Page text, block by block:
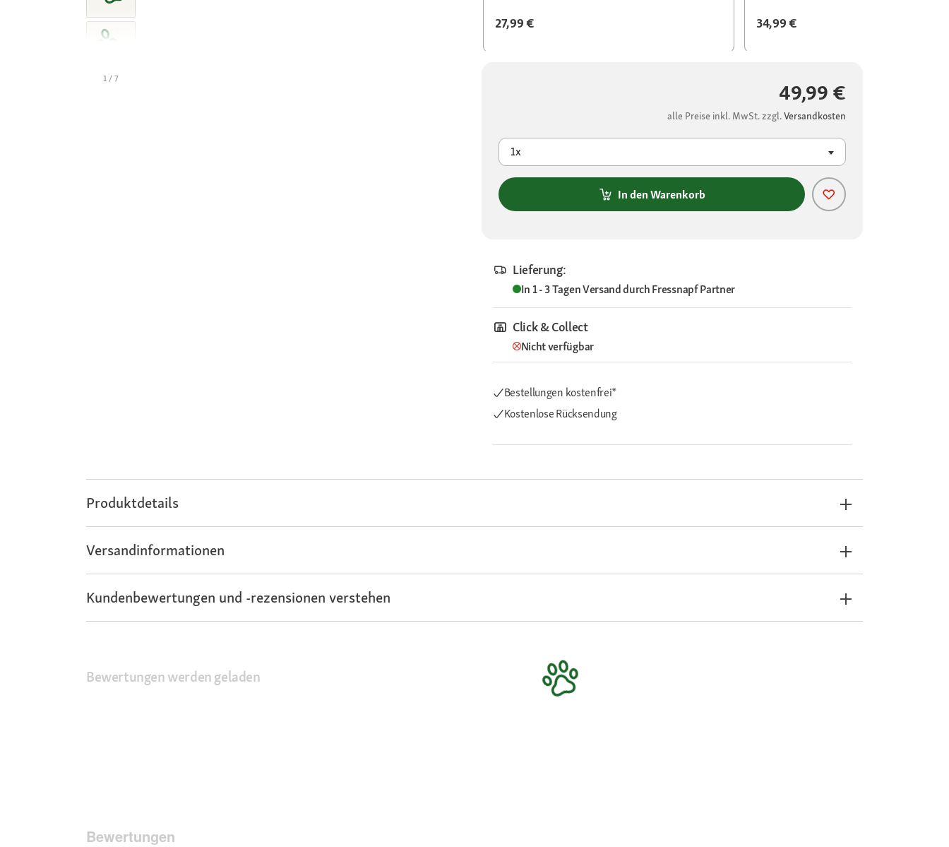
1 / 7
27,99 €
34,99 €
49,99 €
alle Preise inkl. MwSt. zzgl.Versandkosten
1x
In den Warenkorb
Lieferung:
In 1 - 3 TagenVersand durchFressnapf Partner
Click & Collect
Nicht verfügbar
Bestellungen kostenfrei*
Kostenlose Rücksendung
Produktdetails
Versandinformationen
Kundenbewertungen und -rezensionen verstehen
Bewertungen werden geladen
Bewertungen